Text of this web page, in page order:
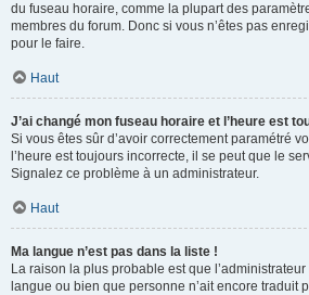
du fuseau horaire, comme la plupart des
membres du forum. Donc si vous n’êtes pas
pour le faire.
Haut
J’ai changé mon fuseau horaire et l’heure est
Si vous êtes sûr d’avoir correctement paramétré
l’heure est toujours incorrecte, il se peut que le
Signalez ce problème à un administrateur.
Haut
Ma langue n’est pas dans la liste !
La raison la plus probable est que l’administrateur
langue ou bien que personne n’ait encore traduit